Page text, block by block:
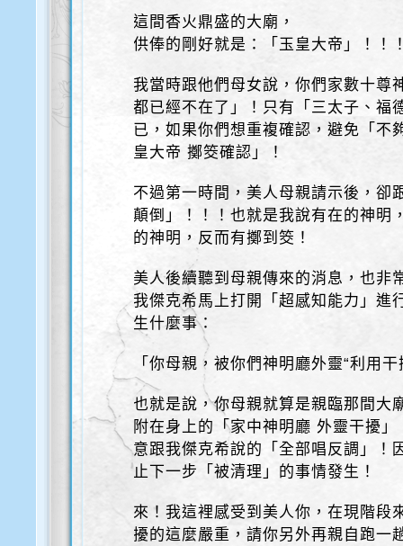
這間香火鼎盛的大廟，
供俸的剛好就是：「玉皇大帝」！！
我當時跟他們母女說，你們家數十尊
都已經不在了」！只有「三太子、福
已，如果你們想重複確認，避免「不
皇大帝 擲筊確認」！
不過第一時間，美人母親請示後，卻
顛倒」！！！也就是我說有在的神明
的神明，反而有擲到筊！
美人後續聽到母親傳來的消息，也非
我傑克希馬上打開「超感知能力」進
生什麼事：
「你母親，被你們神明廳外靈“利用
也就是說，你母親就算是親臨那間大
附在身上的「家中神明廳 外靈干擾
意跟我傑克希說的「全部唱反調」！
止下一步「被清理」的事情發生！
來！我這裡感受到美人你，在現階段
擾的這麼嚴重，請你另外再親自跑一